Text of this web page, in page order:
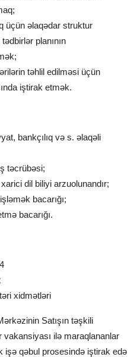
üçün əlaqədar struktur
planının
təhlil edilməsi üçün
iştirak etmək.
bankçılıq və s. əlaqəli
təcrübəsi;
dil biliyi arzuolunandır;
bacarığı;
bacarığı.
xidmətləri
Satışın təşkili
vakansiyası ilə maraqlananlar
işə qəbul prosesində iştirak edə